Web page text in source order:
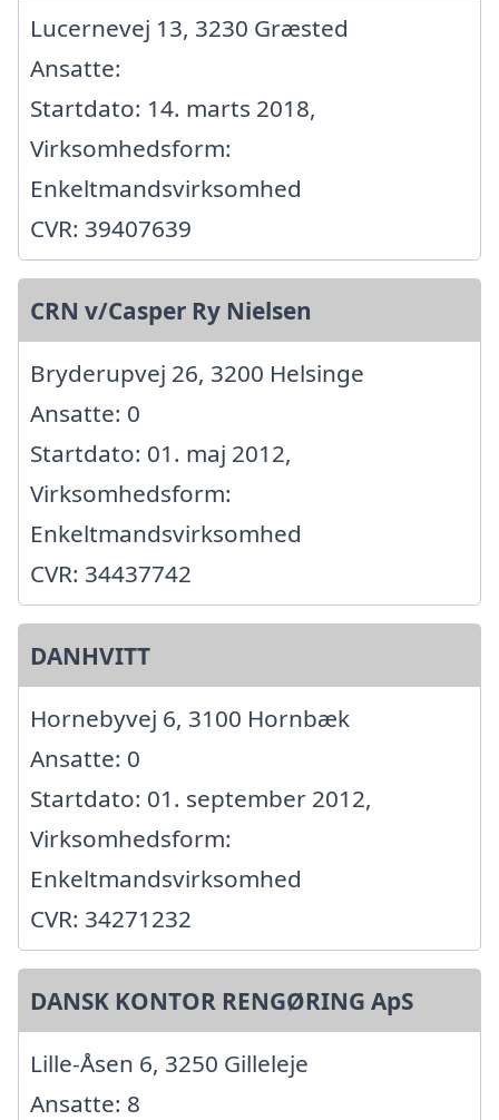
Lucernevej 13, 3230 Græsted
Ansatte:
Startdato: 14. marts 2018,
Virksomhedsform:
Enkeltmandsvirksomhed
CVR: 39407639
CRN v/Casper Ry Nielsen
Bryderupvej 26, 3200 Helsinge
Ansatte: 0
Startdato: 01. maj 2012,
Virksomhedsform:
Enkeltmandsvirksomhed
CVR: 34437742
DANHVITT
Hornebyvej 6, 3100 Hornbæk
Ansatte: 0
Startdato: 01. september 2012,
Virksomhedsform:
Enkeltmandsvirksomhed
CVR: 34271232
DANSK KONTOR RENGØRING ApS
Lille-Åsen 6, 3250 Gilleleje
Ansatte: 8